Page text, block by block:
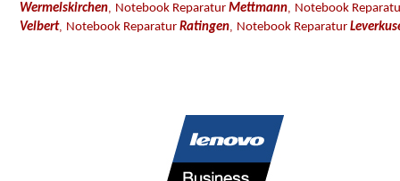
Wermelskirchen, Notebook Reparatur Mettmann, Notebook
Velbert, Notebook Reparatur Ratingen, Notebook Reparatur